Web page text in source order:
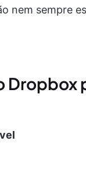
nem sempre
Dropbox